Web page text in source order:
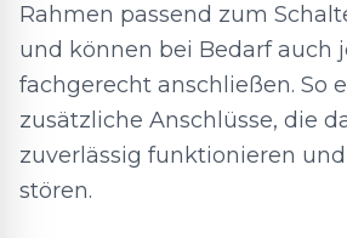
Rahmen passend zum
und können bei Bedarf auch
fachgerecht anschließen. So
zusätzliche Anschlüsse, die
zuverlässig funktionieren
stören.